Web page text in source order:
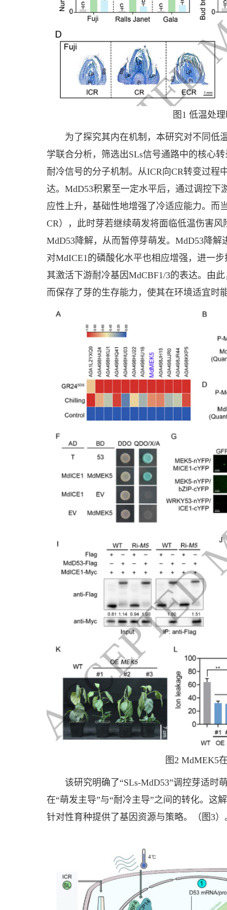
图1 低温处
为了探究其内在机制，本研究对不同低
学联合分析，筛选出SLs信号通路中的核心
耐冷信号的分子机制。从ICR向CR转变过程
达。MdD53积累至一定水平后，通过调控下
应性上升，基础性地增强了冷适应能力。而
CR），此时芽若继续萌发将面临低温伤害
MdD53降解，从而暂停芽萌发。MdD53降
对MdICE1的磷酸化水平也相应增强，进一
其激活下游耐冷基因MdCBF1/3的表达。由
而保存了芽的生存能力，使其在环境适宜时
图2 MdMEK5
该研究明确了“SLs-MdD53”调控芽适时
在“萌发主导”与“耐冷主导”之间的转化。这
针对性育种提供了基因资源与策略。（图3）